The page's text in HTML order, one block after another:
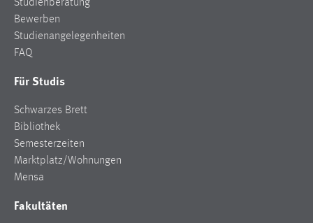
Studienberatung
Bewerben
Studienangelegenheiten
FAQ
Für Studis
Schwarzes Brett
Bibliothek
Semesterzeiten
Marktplatz/Wohnungen
Mensa
Fakultäten